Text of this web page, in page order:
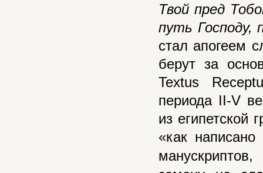
Твой пред
путь Господу,
стал апогеем
берут за
Textus
периода II-V
из египетской
«как написано